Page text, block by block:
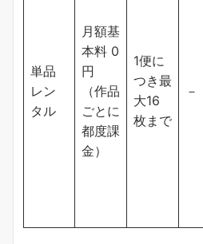
単品
レン
タル
月額基
本料 0
円
（作品
ごとに
都度課
金）
1便に
つき最
大16
枚まで
－